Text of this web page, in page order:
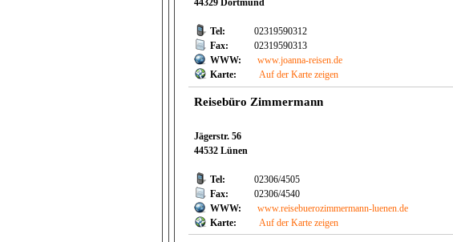
44329 Dortmund
Tel:
02319590312
Fax:
02319590313
WWW:
www.joanna-reisen.de
Karte:
Auf der Karte zeigen
Reisebüro Zimmermann
Jägerstr. 56
44532 Lünen
Tel:
02306/4505
Fax:
02306/4540
WWW:
www.reisebuerozimmermann-luenen.de
Karte:
Auf der Karte zeigen